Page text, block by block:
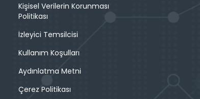
Kişisel Verilerin Korunması
Politikası
İzleyici Temsilcisi
Kullanım Koşulları
Aydınlatma Metni
Çerez Politikası